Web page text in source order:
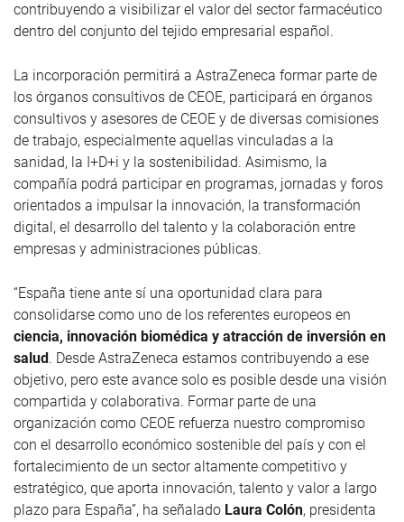
contribuyendo a visibilizar el valor del sector farmacéutico
dentro del conjunto del tejido empresarial español.
La incorporación permitirá a AstraZeneca formar parte de
los órganos consultivos de CEOE, participará en órganos
consultivos y asesores de CEOE y de diversas comisiones
de trabajo, especialmente aquellas vinculadas a la
sanidad, la I+D+i y la sostenibilidad. Asimismo, la
compañía podrá participar en programas, jornadas y foros
orientados a impulsar la innovación, la transformación
digital, el desarrollo del talento y la colaboración entre
empresas y administraciones públicas.
“España tiene ante sí una oportunidad clara para
consolidarse como uno de los referentes europeos en
ciencia, innovación biomédica y atracción de inversión en
salud . Desde AstraZeneca estamos contribuyendo a ese
objetivo, pero este avance solo es posible desde una visión
compartida y colaborativa. Formar parte de una
organización como CEOE refuerza nuestro compromiso
con el desarrollo económico sostenible del país y con el
fortalecimiento de un sector altamente competitivo y
estratégico, que aporta innovación, talento y valor a largo
plazo para España”, ha señalado Laura Colón, presidenta